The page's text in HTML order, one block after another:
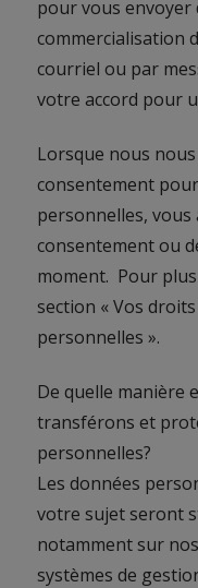
pour vous envoyer
commercialisation
courriel ou par
votre accord pour
Lorsque nous
consentement
personnelles,
consentement ou
moment. Pour
section « Vos
personnelles ».
De quelle manière
transférons et
personnelles?
Les données
votre sujet seront
notamment sur
systèmes de